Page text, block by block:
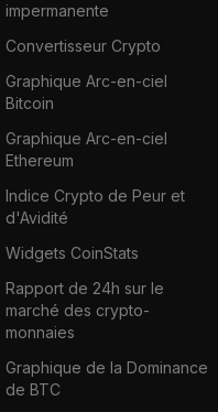
impermanente
Convertisseur Crypto
Graphique Arc-en-ciel
Bitcoin
Graphique Arc-en-ciel
Ethereum
Indice Crypto de Peur et
d'Avidité
Widgets CoinStats
Rapport de 24h sur le
marché des crypto-
monnaies
Graphique de la Dominance
de BTC